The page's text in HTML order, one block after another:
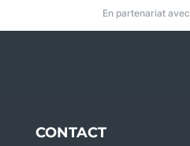
En partenariat avec
CONTACT